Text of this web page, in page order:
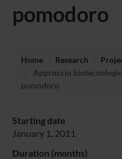
pomodoro
Home Research
Approccio
pomodoro
Starting date
January 1, 2011
Duration (months)